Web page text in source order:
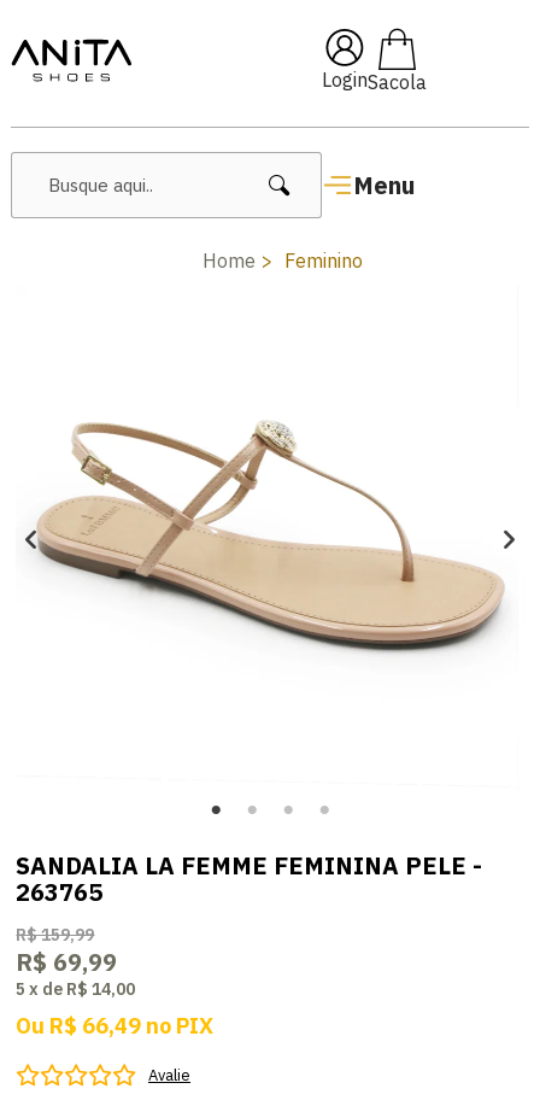
Login
Menu
🔥 Lançamentos Femininos
Home Feminino
SANDALIA LA FEMME FEMININA PELE -
263765
R$ 159,99
R$ 69,99
5 x de R$ 14,00
Ou R$ 66,49 no PIX
Avalie